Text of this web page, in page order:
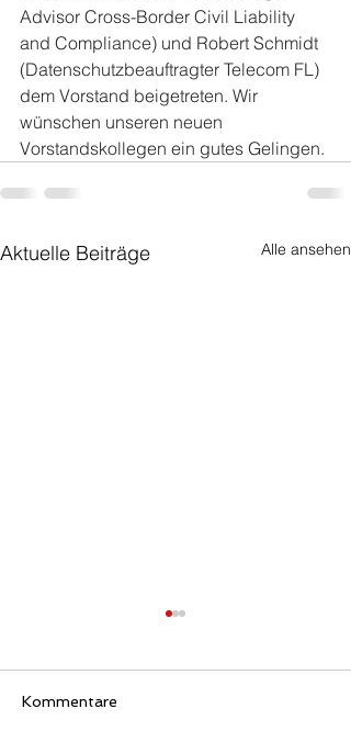
Advisor Cross-Border Civil Liability
and Compliance) und Robert Schmidt
(Datenschutzbeauftragter Telecom FL)
dem Vorstand beigetreten. Wir
wünschen unseren neuen
Vorstandskollegen ein gutes Gelingen.
Aktuelle Beiträge Alle ansehen
Kommentare